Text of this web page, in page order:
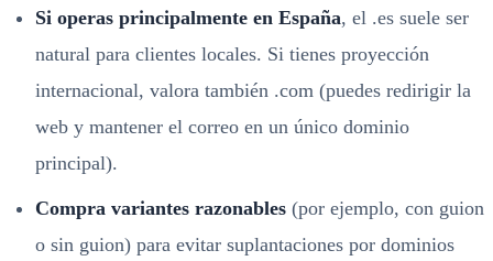
Si operas principalmente en España, el .es suele ser
natural para clientes locales. Si tienes proyección
internacional, valora también .com (puedes redirigir la
web y mantener el correo en un único dominio
principal).
Compra variantes razonables (por ejemplo, con guion
o sin guion) para evitar suplantaciones por dominios